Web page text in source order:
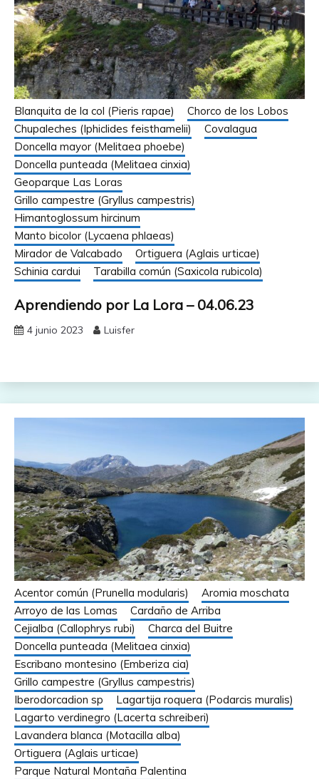
Blanquita de la col (Pieris rapae)
Chorco de los Lobos
Chupaleches (Iphiclides feisthamelii)
Covalagua
Doncella mayor (Melitaea phoebe)
Doncella punteada (Melitaea cinxia)
Geoparque Las Loras
Grillo campestre (Gryllus campestris)
Himantoglossum hircinum
Manto bicolor (Lycaena phlaeas)
Mirador de Valcabado
Ortiguera (Aglais urticae)
Schinia cardui
Tarabilla común (Saxicola rubicola)
Aprendiendo por La Lora – 04.06.23
4 junio 2023 Luisfer
Acentor común (Prunella modularis)
Aromia moschata
Arroyo de las Lomas
Cardaño de Arriba
Cejialba (Callophrys rubi)
Charca del Buitre
Doncella punteada (Melitaea cinxia)
Escribano montesino (Emberiza cia)
Grillo campestre (Gryllus campestris)
Iberodorcadion sp
Lagartija roquera (Podarcis muralis)
Lagarto verdinegro (Lacerta schreiberi)
Lavandera blanca (Motacilla alba)
Ortiguera (Aglais urticae)
Parque Natural Montaña Palentina